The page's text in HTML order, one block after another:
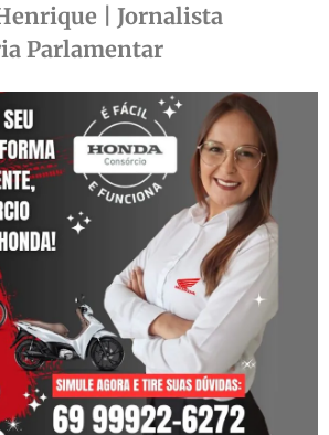
| Jornalista
Parlamentar